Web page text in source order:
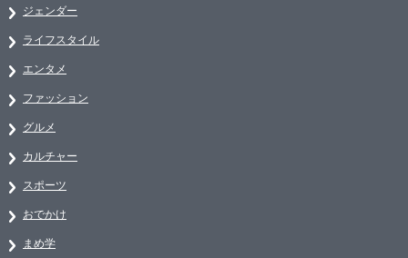
ジェンダー
ライフスタイル
エンタメ
ファッション
グルメ
カルチャー
スポーツ
おでかけ
まめ学